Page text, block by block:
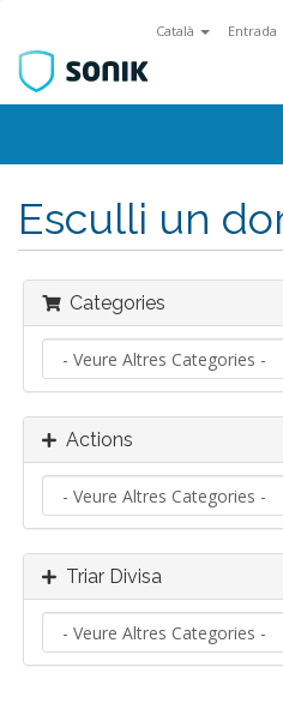
Català Entrada
Esculli un
Categories
Actions
Triar Divisa